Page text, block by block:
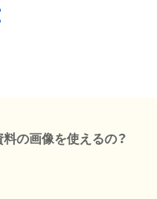
の画像を使えるの？